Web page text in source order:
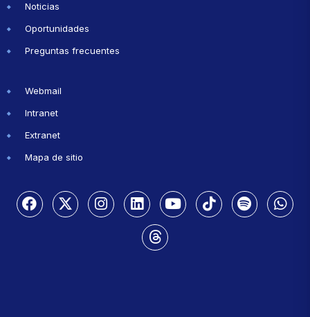
Noticias
Oportunidades
Preguntas frecuentes
Webmail
Intranet
Extranet
Mapa de sitio